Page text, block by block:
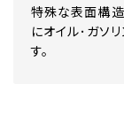
特殊な表面構造
にオイル･ガソ
す。